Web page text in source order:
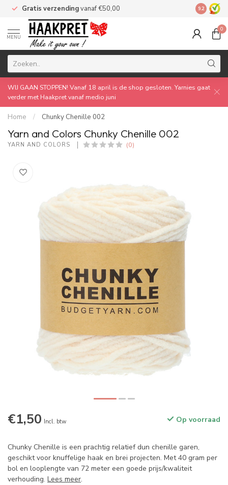
Gratis verzendingvanaf €50,00 Made by
9.2
MENU
0
WIJ GAAN STOPPEN! Vanaf 18 april is de shop gesloten. Yarnies gaat
verder met Haakpret vanaf medio juni
Home / Chunky Chenille 002
Yarn and Colors Chunky Chenille 002
YARN AND COLORS (0)
€1,50 Incl. btw Op voorraad
Chunky Chenille is een prachtig relatief dun chenille garen,
geschikt voor knuffelige haak en brei projecten. Met 40 gram per
bol en looplengte van 72 meter een goede prijs/kwaliteit
verhouding. Lees meer.